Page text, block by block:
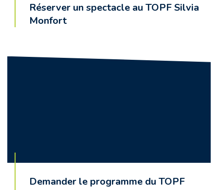
Réserver un spectacle au TOPF Silvia
Monfort
Demander le programme du TOPF